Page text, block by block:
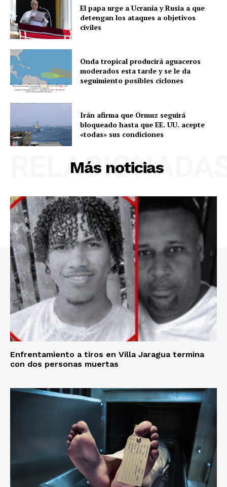
El papa urge a Ucrania y Rusia a que
detengan los ataques a objetivos
civiles
Onda tropical producirá aguaceros
moderados esta tarde y se le da
seguimiento posibles ciclones
Irán afirma que Ormuz seguirá
bloqueado hasta que EE. UU. acepte
«todas» sus condiciones
Más noticias
Enfrentamiento a tiros en Villa Jaragua termina
con dos personas muertas